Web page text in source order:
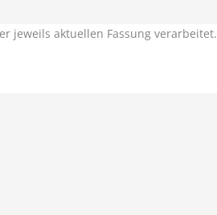
jeweils aktuellen Fassung verarbeitet.